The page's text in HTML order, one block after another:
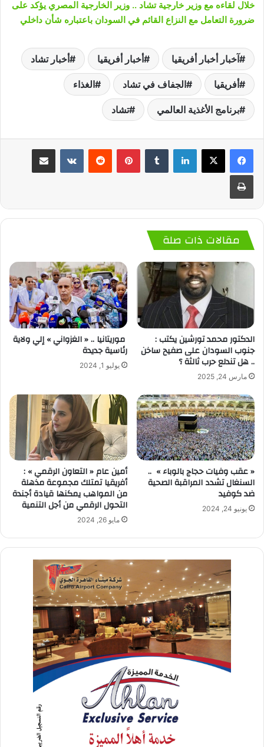
خلال لقاءه مع وزير خارجية تشاد .. وزير الخارجية المصري يؤكد على
ضرورة التعامل مع النزاع القائم في السودان باعتباره شأن داخلي
آخبار أخبار أفريقيا أخبار أفريقيا أخبار تشاد
أفريقيا الجفاف في تشاد الغذاء
برنامج الأغذية العالمي تشاد
لينكدإن بينتيريست
مقالات ذات صلة
الدكتور محمد تورشين يكتب :
جنوب السودان على صفيح ساخن
.. هل تندلع حرب ثالثة ؟
مارس 24, 2025
موريتانيا .. « الغزواني » إلي ولاية
رئاسية جديدة
يوليو 1, 2024
« عقب وفيات حجاج بالوباء » ..
السنغال تشدد المراقبة الصحية
ضد كوفيد
يونيو 24, 2024
أمين عام « التعاون الرقمي » :
أفريقيا تمتلك مجموعة مذهلة
من المواهب يمكنها قيادة أجندة
التحول الرقمي من أجل التنمية
مايو 26, 2024